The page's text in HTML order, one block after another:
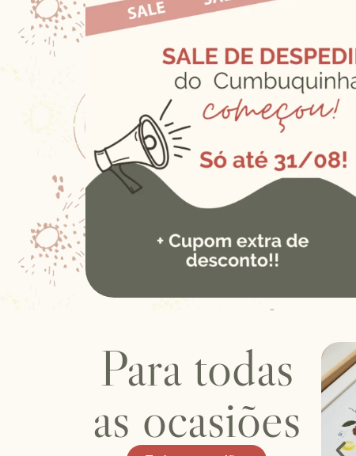
Para todas
as ocasiões